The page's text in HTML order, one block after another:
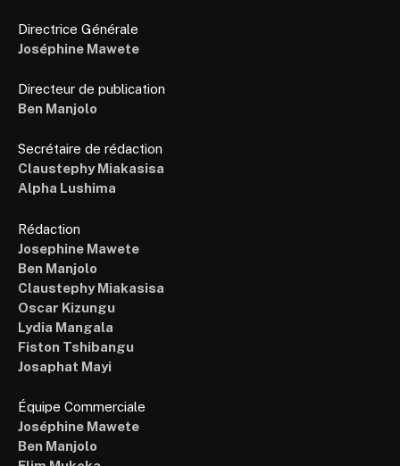
Directrice Générale
Joséphine Mawete
Directeur de publication
Ben Manjolo
Secrétaire de rédaction
Claustephy Miakasisa
Alpha Lushima
Rédaction
Josephine Mawete
Ben Manjolo
Claustephy Miakasisa
Oscar Kizungu
Lydia Mangala
Fiston Tshibangu
Josaphat Mayi
Équipe Commerciale
Joséphine Mawete
Ben Manjolo